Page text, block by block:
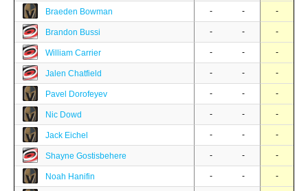
Braeden Bowman - - -
Brandon Bussi - - -
William Carrier - - -
Jalen Chatfield - - -
Pavel Dorofeyev - - -
Nic Dowd - - -
Jack Eichel - - -
Shayne Gostisbehere - - -
Noah Hanifin - - -